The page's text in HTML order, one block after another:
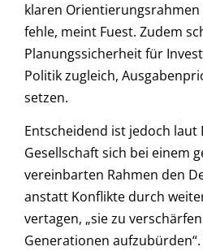
klaren
fehle, meint Fuest. Zudem
Planungssicherheit für
Politik zugleich,
setzen.
Entscheidend ist jedoch laut
Gesellschaft sich bei einem
vereinbarten Rahmen den
anstatt Konflikte durch
vertagen, „sie zu
Generationen aufzubürden“.